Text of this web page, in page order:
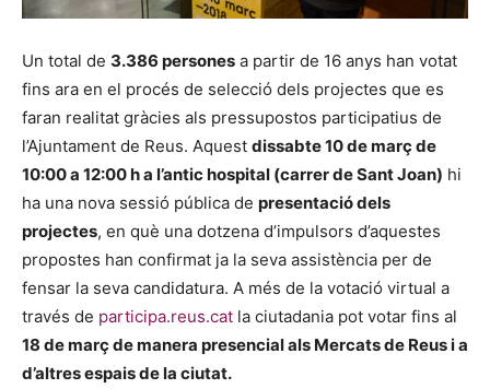
Un total de 3.386 persones a partir de 16 anys han votat
fins ara en el procés de selecció dels projectes que es
faran realitat gràcies als pressupostos participatius de
l’Ajuntament de Reus. Aquest dissabte 10 de març de
10:00 a 12:00 h a l’antic hospital (carrer de Sant Joan) hi
ha una nova sessió pública de presentació dels
projectes, en què una dotzena d’impulsors d’aquestes
propostes han confirmat ja la seva assistència per de
fensar la seva candidatura. A més de la votació virtual a
través de participa.reus.cat la ciutadania pot votar fins al
18 de març de manera presencial als Mercats de Reus i a
d’altres espais de la ciutat.